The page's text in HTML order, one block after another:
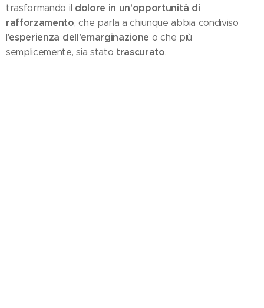
trasformando il dolore in un'opportunità di
rafforzamento, che parla a chiunque abbia condiviso
l'esperienza dell'emarginazione o che più
semplicemente, sia stato trascurato.